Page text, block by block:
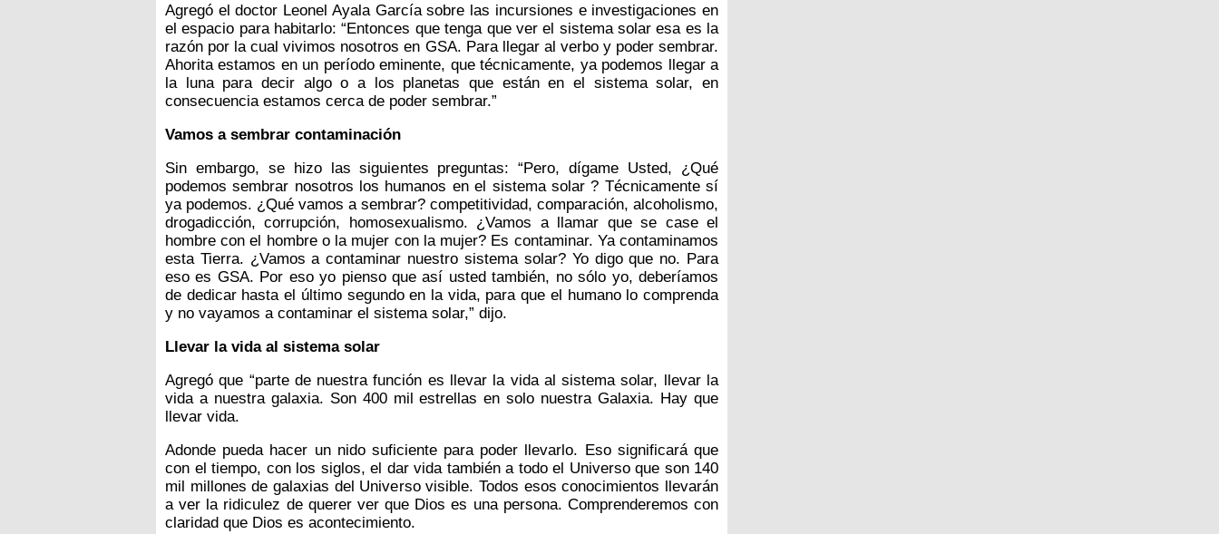
Agregó el doctor Leonel Ayala García sobre las incursiones e investigaciones en
el espacio para habitarlo: “Entonces que tenga que ver el sistema solar esa es la
razón por la cual vivimos nosotros en GSA. Para llegar al verbo y poder sembrar.
Ahorita estamos en un período eminente, que técnicamente, ya podemos llegar a
la luna para decir algo o a los planetas que están en el sistema solar, en
consecuencia estamos cerca de poder sembrar.”
Vamos a sembrar contaminación
Sin embargo, se hizo las siguientes preguntas: “Pero, dígame Usted, ¿Qué
podemos sembrar nosotros los humanos en el sistema solar ? Técnicamente sí
ya podemos. ¿Qué vamos a sembrar? competitividad, comparación, alcoholismo,
drogadicción, corrupción, homosexualismo. ¿Vamos a llamar que se case el
hombre con el hombre o la mujer con la mujer? Es contaminar. Ya contaminamos
esta Tierra. ¿Vamos a contaminar nuestro sistema solar? Yo digo que no. Para
eso es GSA. Por eso yo pienso que así usted también, no sólo yo, deberíamos
de dedicar hasta el último segundo en la vida, para que el humano lo comprenda
y no vayamos a contaminar el sistema solar,” dijo.
Llevar la vida al sistema solar
Agregó que “parte de nuestra función es llevar la vida al sistema solar, llevar la
vida a nuestra galaxia. Son 400 mil estrellas en solo nuestra Galaxia. Hay que
llevar vida.
Adonde pueda hacer un nido suficiente para poder llevarlo. Eso significará que
con el tiempo, con los siglos, el dar vida también a todo el Universo que son 140
mil millones de galaxias del Universo visible. Todos esos conocimientos llevarán
a ver la ridiculez de querer ver que Dios es una persona. Comprenderemos con
claridad que Dios es acontecimiento.